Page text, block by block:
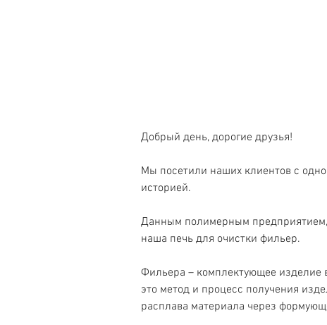
Добрый день, дорогие друзья!
Мы посетили наших клиентов с
историей.
Данным полимерным
наша печь для очистки фильер.
Фильера – комплектующее изделие
это метод и процесс получения
расплава материала через